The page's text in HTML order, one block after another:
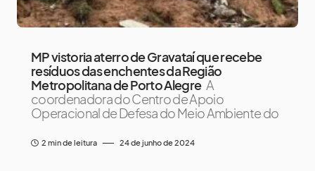
MP vistoria aterro de Gravataí que recebe
resíduos das enchentes da Região
Metropolitana de Porto Alegre A
coordenadora do Centro de Apoio
Operacional de Defesa do Meio Ambiente do
2 min de leitura 24 de junho de 2024